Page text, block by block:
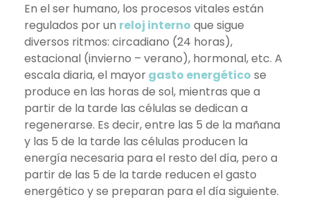
En el ser humano, los procesos vitales están
regulados por un reloj interno que sigue
diversos ritmos: circadiano (24 horas),
estacional (invierno – verano), hormonal, etc. A
escala diaria, el mayorgasto energético se
produce en las horas de sol, mientras que a
partir de la tarde las células se dedican a
regenerarse. Es decir, entre las 5 de la mañana
y las 5 de la tarde las células producen la
energía necesaria para el resto del día, pero a
partir de las 5 de la tarde reducen el gasto
energético y se preparan para el día siguiente.